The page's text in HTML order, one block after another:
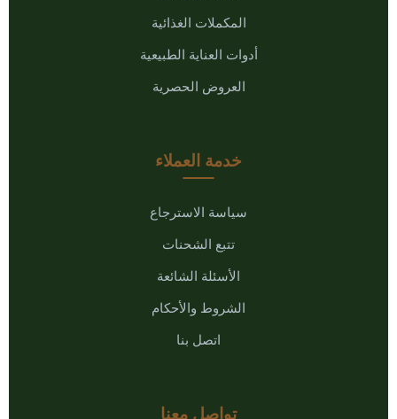
المكملات الغذائية
أدوات العناية الطبيعية
العروض الحصرية
خدمة العملاء
سياسة الاسترجاع
تتبع الشحنات
الأسئلة الشائعة
الشروط والأحكام
اتصل بنا
تواصل معنا